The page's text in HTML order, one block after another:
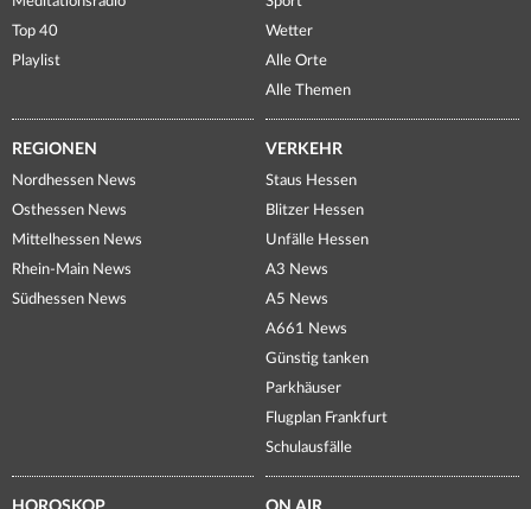
Top 40
Playlist
Wetter
Alle Orte
Alle Themen
REGIONEN
Nordhessen News
Osthessen News
Mittelhessen News
Rhein-Main News
Südhessen News
VERKEHR
Staus Hessen
Blitzer Hessen
Unfälle Hessen
A3 News
A5 News
A661 News
Günstig tanken
Parkhäuser
Flugplan Frankfurt
Schulausfälle